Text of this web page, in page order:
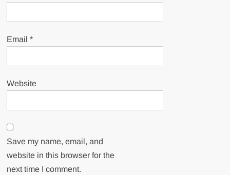
Email*
Website
Save my name, email, and
website in this browser for the
next time I comment.